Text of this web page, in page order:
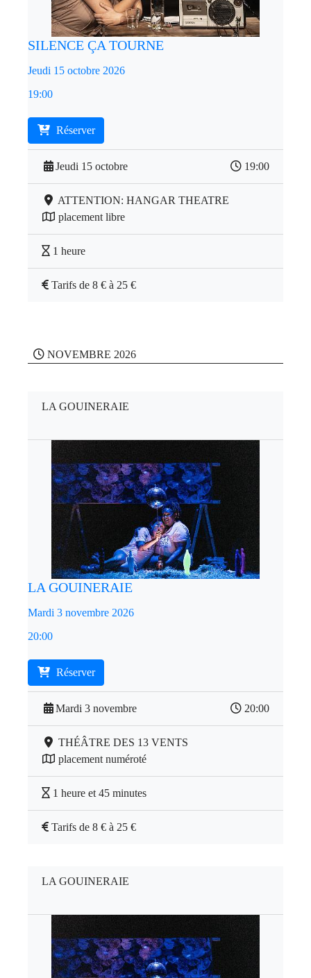
SILENCE ÇA TOURNE
Jeudi 15 octobre 2026
19:00
Réserver
Jeudi 15 octobre 19:00
ATTENTION: HANGAR THEATRE
placement libre
1 heure
Tarifs de 8 € à 25 €
NOVEMBRE 2026
LA GOUINERAIE
LA GOUINERAIE
Mardi 3 novembre 2026
20:00
Réserver
Mardi 3 novembre 20:00
THÉÂTRE DES 13 VENTS
placement numéroté
1 heure et 45 minutes
Tarifs de 8 € à 25 €
LA GOUINERAIE